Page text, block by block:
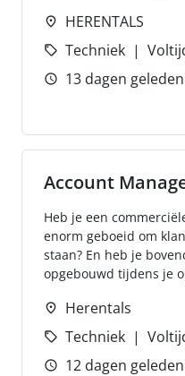
HERENTALS
Techniek
13 dagen geleden
Account
Heb je een
enorm geboeid om
staan? En heb je
opgebouwd tijdens je
Herentals
Techniek
12 dagen geleden